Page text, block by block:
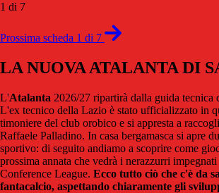
1 di 7
Prossima scheda 1 di 7
LA NUOVA ATALANTA DI
L'Atalanta 2026/27 ripartirà dalla guida tecnica
L'ex tecnico della Lazio è stato ufficializzato in
timoniere del club orobico e si appresta a
Raffaele Palladino. In casa bergamasca si apre
sportivo: di seguito andiamo a scoprire come
prossima annata che vedrà i nerazzurri
Conference League. Ecco tutto ciò che c'è da
fantacalcio, aspettando chiaramente gli